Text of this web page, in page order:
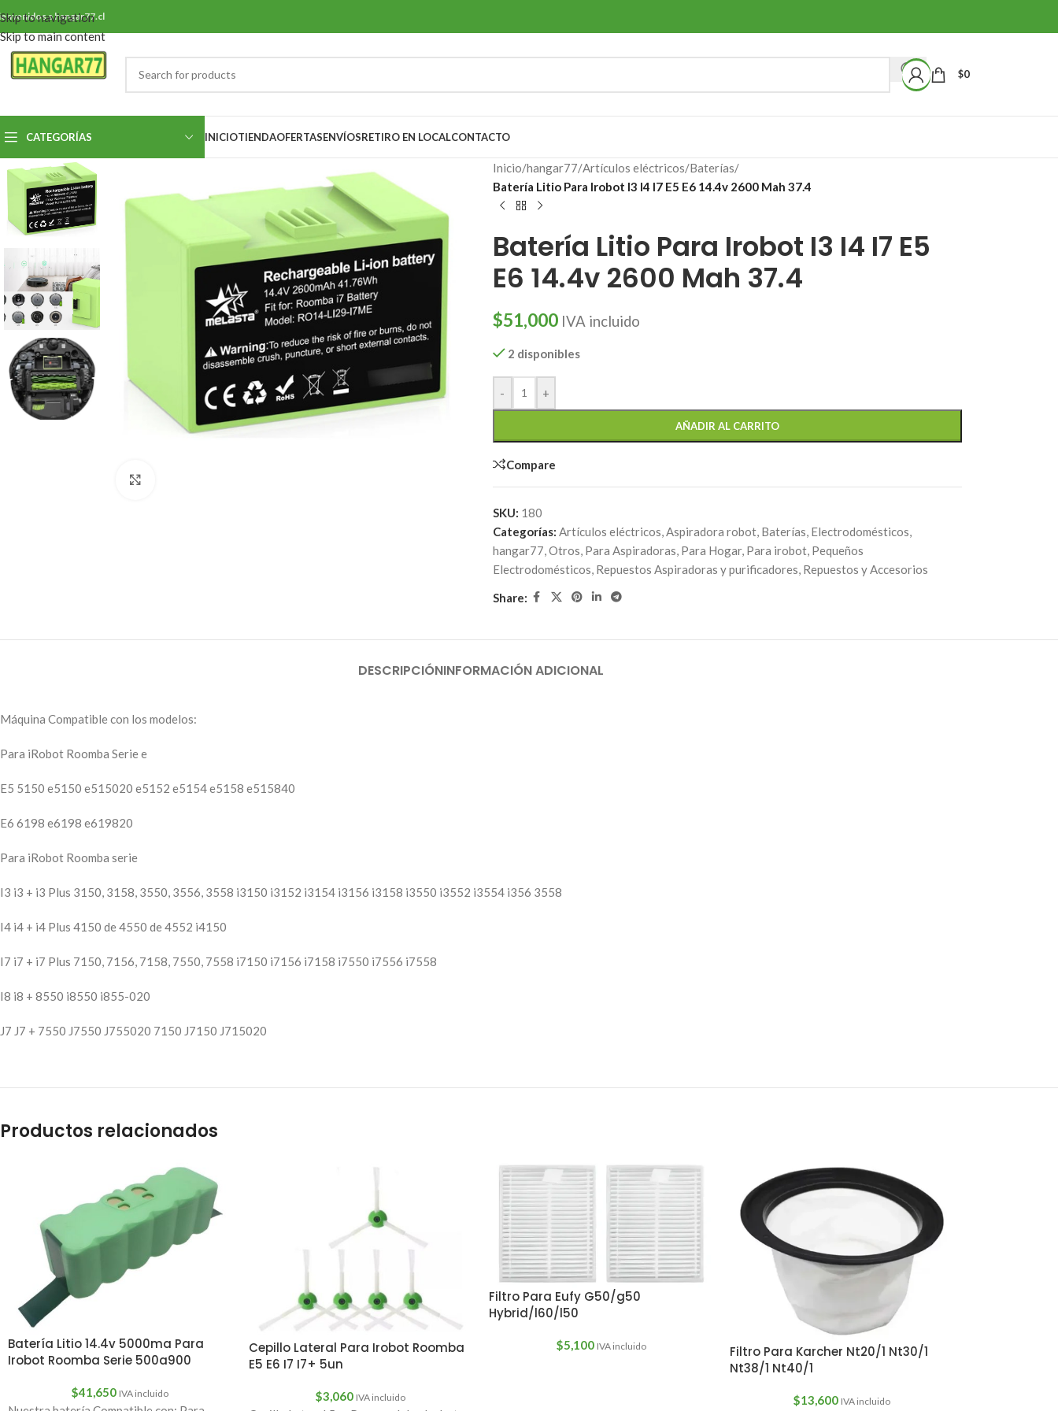
Skip to navigation
Skip to main content
a hangar77.cl
$0
CATEGORÍAS INICIOTIENDAOFERTASENVÍOSRETIRO EN LOCALCONTACTO
Inicio/hangar77/Artículos eléctricos/Baterías/
Batería Litio Para Irobot I3 I4 I7 E5 E6 14.4v 2600 Mah 37.4
Batería Litio Para Irobot I3 I4 I7 E5
E6 14.4v 2600 Mah 37.4
$51,000 IVA incluido
2 disponibles
- +
AÑADIR AL CARRITO
Compare
SKU: 180
Categorías: Artículos eléctricos,Aspiradora robot, Baterías, Electrodomésticos,
hangar77,Otros, Para Aspiradoras, Para Hogar, Para irobot, Pequeños
Electrodomésticos, Repuestos Aspiradoras y purificadores, Repuestos y Accesorios
Share:
DESCRIPCIÓNINFORMACIÓN ADICIONAL
Máquina Compatible con los modelos:
Para iRobot Roomba Serie e
E5 5150 e5150 e515020 e5152 e5154 e5158 e515840
E6 6198 e6198 e619820
Para iRobot Roomba serie
I3 i3 + i3 Plus 3150, 3158, 3550, 3556, 3558 i3150 i3152 i3154 i3156 i3158 i3550 i3552 i3554 i356 3558
I4 i4 + i4 Plus 4150 de 4550 de 4552 i4150
I7 i7 + i7 Plus 7150, 7156, 7158, 7550, 7558 i7150 i7156 i7158 i7550 i7556 i7558
I8 i8 + 8550 i8550 i855-020
J7 J7 + 7550 J7550 J755020 7150 J7150 J715020
Productos relacionados
Batería Litio 14.4v 5000ma Para
Irobot Roomba Serie 500a900
$41,650 IVA incluido
Cepillo Lateral Para Irobot Roomba
E5 E6 I7 I7+ 5un
$3,060 IVA incluido
Filtro Para Eufy G50/g50
Hybrid/l60/l50
$5,100 IVA incluido
Filtro Para Karcher Nt20/1 Nt30/1
Nt38/1 Nt40/1
$13,600 IVA incluido